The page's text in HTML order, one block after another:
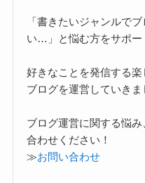
「書きたいジャンルで
い…」と悩む方をサポー
好きなことを発信する
ブログを運営していきま
ブログ運営に関する悩
合わせください！
≫お問い合わせ